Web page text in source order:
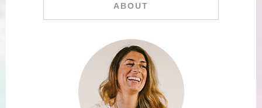
ABOUT